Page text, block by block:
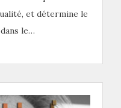
et détermine le
le…